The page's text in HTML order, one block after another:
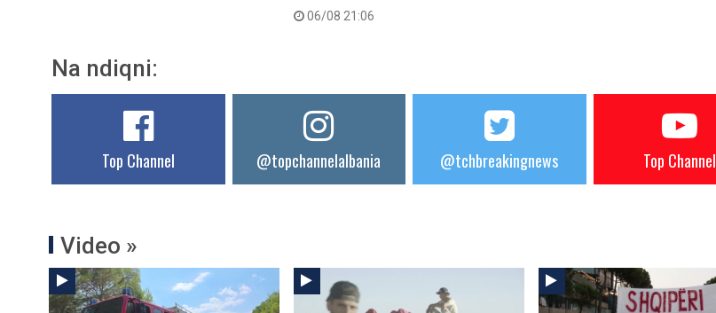
06/08 21:06
Na ndiqni:
Top Channel @topchannelalbania @tchbreakingnews Top Channel
Video »